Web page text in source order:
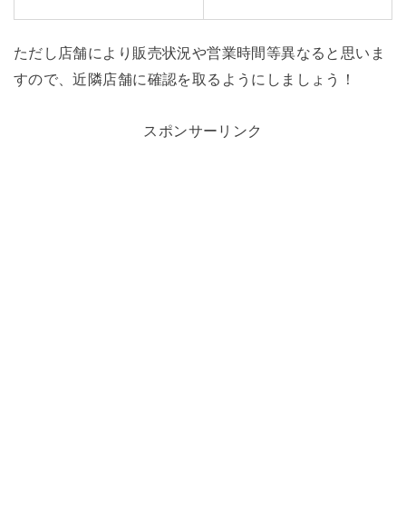
ただし店舗により販売状況や営業時間等異なると思いま
すので、近隣店舗に確認を取るようにしましょう！
スポンサーリンク